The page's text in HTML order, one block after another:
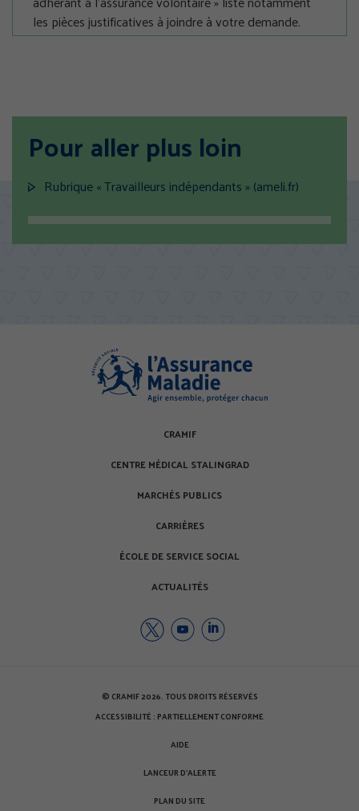
Politique de confidentialité
les pièces justificatives à joindre à votre demande.
Pour aller plus loin
Rubrique « Travailleurs indépendants » (ameli.fr)
CRAMIF
CENTRE MÉDICAL STALINGRAD
MARCHÉS PUBLICS
CARRIÈRES
ÉCOLE DE SERVICE SOCIAL
ACTUALITÉS
Twitter
de
(nouvelle
fenêtre)
Youtube
de
(nouvelle
fenêtre)
Youtube
de
(nouvelle
fenêtre)
© CRAMIF 2026. TOUS DROITS RÉSERVÉS
ACCESSIBILITÉ : PARTIELLEMENT CONFORME
AIDE
LANCEUR D'ALERTE
PLAN DU SITE